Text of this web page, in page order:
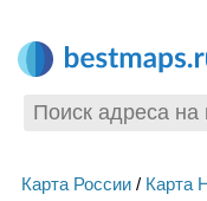
Карта России/ Карта